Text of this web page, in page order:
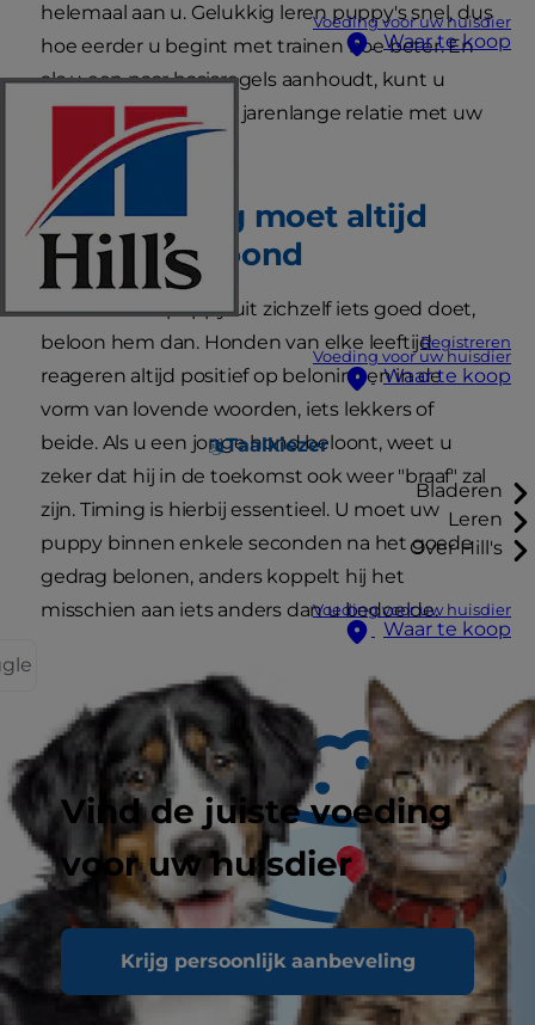
Voeding voor uw huisdier
Waar te koop
Registreren
Voeding voor uw huisdier
Waar te koop
Taalkiezer
Bladeren
Leren
Over Hill's
Voeding voor uw huisdier
Waar te koop
Vind de juiste voeding
voor uw huisdier
Krijg persoonlijk aanbeveling
helemaal aan u. Gelukkig leren puppy's snel, dus
hoe eerder u begint met trainen hoe beter. En
als u een paar basisregels aanhoudt, kunt u
rekenen op een fijne, jarenlange relatie met uw
huisdier.
Goed gedrag moet altijd
worden beloond
Wanneer uw puppy uit zichzelf iets goed doet,
beloon hem dan. Honden van elke leeftijd
reageren altijd positief op beloningen in de
vorm van lovende woorden, iets lekkers of
beide. Als u een jonge hond beloont, weet u
zeker dat hij in de toekomst ook weer "braaf" zal
zijn. Timing is hierbij essentieel. U moet uw
puppy binnen enkele seconden na het goede
gedrag belonen, anders koppelt hij het
misschien aan iets anders dan u bedoelde.